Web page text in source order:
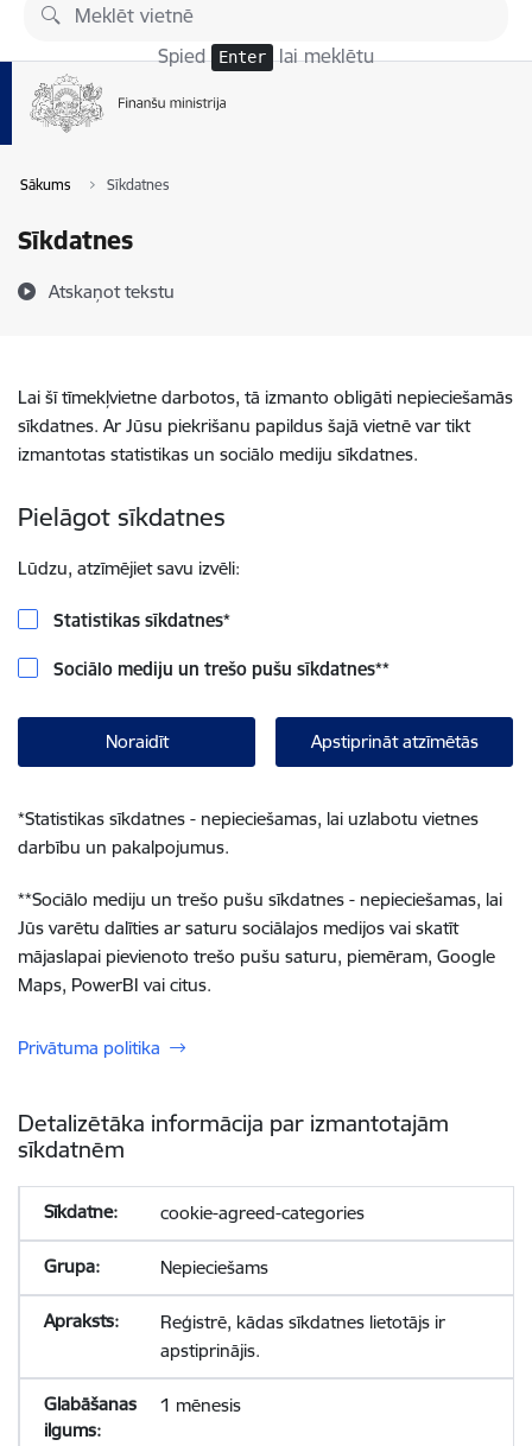
Pāriet uz lapas saturu
Spied Enter lai meklētu
Sākums Sīkdatnes
Sīkdatnes
Atskaņot tekstu
Lai šī tīmekļvietne darbotos, tā izmanto obligāti nepieciešamās
sīkdatnes. Ar Jūsu piekrišanu papildus šajā vietnē var tikt
izmantotas statistikas un sociālo mediju sīkdatnes.
Pielāgot sīkdatnes
Lūdzu, atzīmējiet savu izvēli:
Statistikas sīkdatnes*
Sociālo mediju un trešo pušu sīkdatnes**
Noraidīt Apstiprināt atzīmētās
*Statistikas sīkdatnes - nepieciešamas, lai uzlabotu vietnes
darbību un pakalpojumus.
**Sociālo mediju un trešo pušu sīkdatnes - nepieciešamas, lai
Jūs varētu dalīties ar saturu sociālajos medijos vai skatīt
mājaslapai pievienoto trešo pušu saturu, piemēram, Google
Maps, PowerBI vai citus.
Privātuma politika
Detalizētāka informācija par izmantotajām
sīkdatnēm
cookie-agreed-categories
Nepieciešams
Reģistrē, kādas sīkdatnes lietotājs ir
apstiprinājis.
1 mēnesis